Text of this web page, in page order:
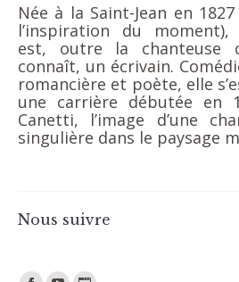
Née à la Saint-Jean en
l’inspiration du
est, outre la chanteuse
connaît, un écrivain.
romancière et poète, elle
une carrière débutée en
Canetti, l’image d’une
singulière dans le paysage
Nous suivre